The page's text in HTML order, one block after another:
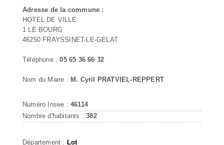
Adresse de la commune :
HOTEL DE VILLE
1 LE BOURG
46250 FRAYSSINET-LE-GELAT
Téléphone :05 65 36 66 32
Nom du Maire : M. Cyril PRATVIEL-REPPERT
Numéro Insee : 46114
Nombre d'habitants :382
Département : Lot